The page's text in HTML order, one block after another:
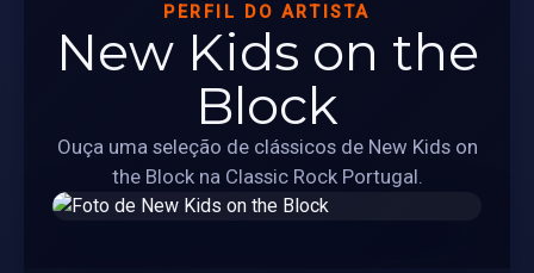
PERFIL DO ARTISTA
New Kids on the
Block
Ouça uma seleção de clássicos de New Kids on
the Block na Classic Rock Portugal.